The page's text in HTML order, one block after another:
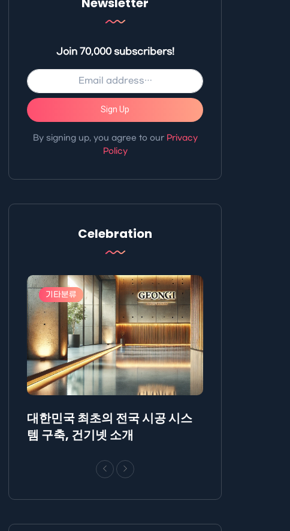
Join 70,000 subscribers!
Sign Up
By signing up, you agree to our Privacy
Policy
Celebration
기타분류
대한민국 최초의 전국 시공 시스
템 구축, 건기넷 소개